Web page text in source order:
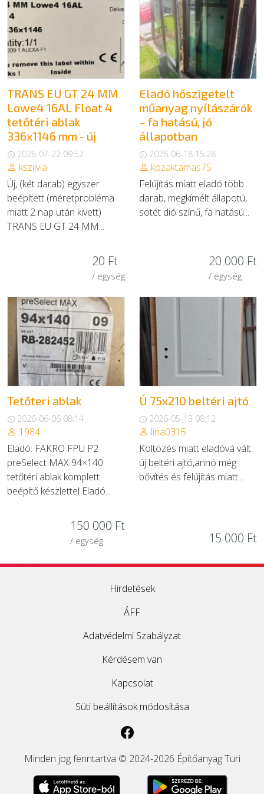
EGYÉB
SZOLGÁLTATÓK
TRANS EU GT 24 MM
Lowe4 16AL Float 4
tetőtéri ablak
336x1146 mm - új
2026-07-22 09:52
kszilvia
Új, (két darab) egyszer
beépített (méretprobléma
miatt 2 nap után kivett)
TRANS EU GT 24 MM...
20 Ft
/ egység
Eladó hőszigetelt
műanyag nyílászárók
– fa hatású, jó
állapotban
2026-06-18 15:28
kozaktamas75
Felújítás miatt eladó több
darab, megkímélt állapotú,
sötét dió színű, fa hatású...
20 000 Ft
/ egység
Tetőteri ablak
2026-06-06 08:14
1984
Eladó: FAKRO FPU P2
preSelect MAX 94×140
tetőtéri ablak komplett
beépítő készlettel Eladó...
150 000 Ft
/ egység
Ú 75x210 beltéri ajtó
2026-05-13 08:12
lina0315
Költözés miatt eladóvá vált
új beltéri ajtó,annó még
bővítés és felújítás miatt...
15 000 Ft
Hirdetések
ÁFF
Adatvédelmi Szabályzat
Kérdésem van
Kapcsolat
Süti beállítások módosítása
Minden jog fenntartva © 2024-2026 Építőanyag Turi